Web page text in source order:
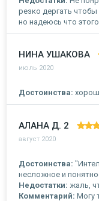
резко дергать
но надеюсь что
НИНА УШАКОВА
июль 2020
Достоинства:
АЛАНА Д. 2
август 2020
Достоинства:
несложное и
Недостатки: жаль,
Комментарий: Могу